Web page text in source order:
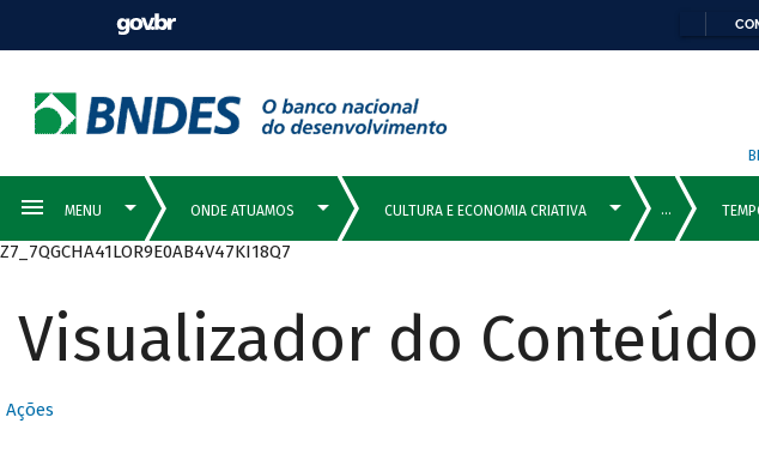
Z7_7QGCHA41LOR9E0AB4V47KI18Q7
Visualizador do
Ações